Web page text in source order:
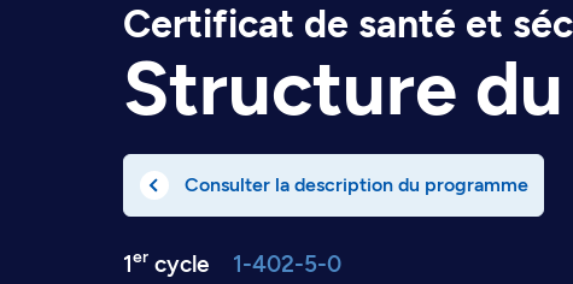
Certificat de santé et
Structure
Consulter la description du programme
1er cycle 1-402-5-0